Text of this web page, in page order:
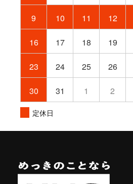
9 10 11 12
16 17 18 19
23 24 25 26
30 31 1 2
定休日